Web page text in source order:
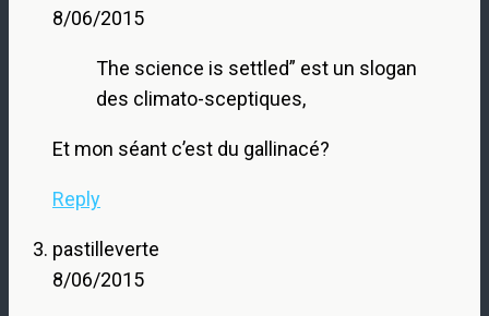
8/06/2015
The science is settled” est un slogan
des climato-sceptiques,
Et mon séant c’est du gallinacé?
Reply
pastilleverte
8/06/2015